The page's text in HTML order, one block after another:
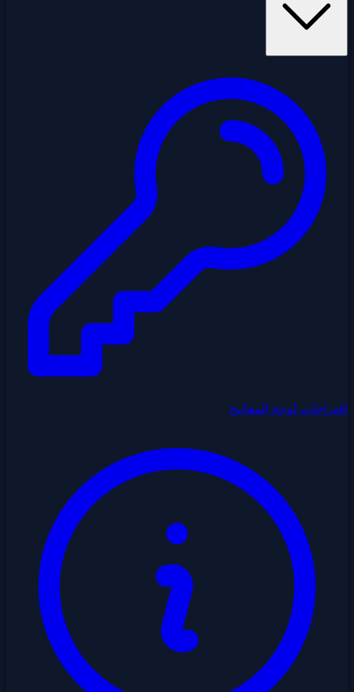
اقتراحات لوحة المفاتيح